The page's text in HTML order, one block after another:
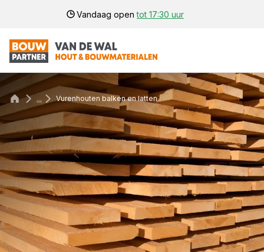
Vandaag opentot 17:30 uur
... Vurenhouten balken en latten